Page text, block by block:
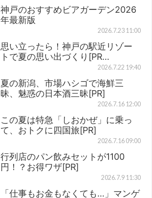
神戸のおすすめビアガーデン2026
年最新版
2026.7.23 11:00
思い立ったら！神戸の駅近リゾー
トで夏の思い出づくり[PR…
2026.7.22 19:40
夏の新潟、市場ハシゴで海鮮三
昧、魅惑の日本酒三昧[PR]
2026.7.16 12:00
この夏は特急「しおかぜ」に乗っ
て、おトクに四国旅[PR]
2026.7.16 09:00
行列店のパン飲みセットが1100
円！？お得ワザ[PR]
2026.7.9 11:30
「仕事もお金もなくても…」マンゲ